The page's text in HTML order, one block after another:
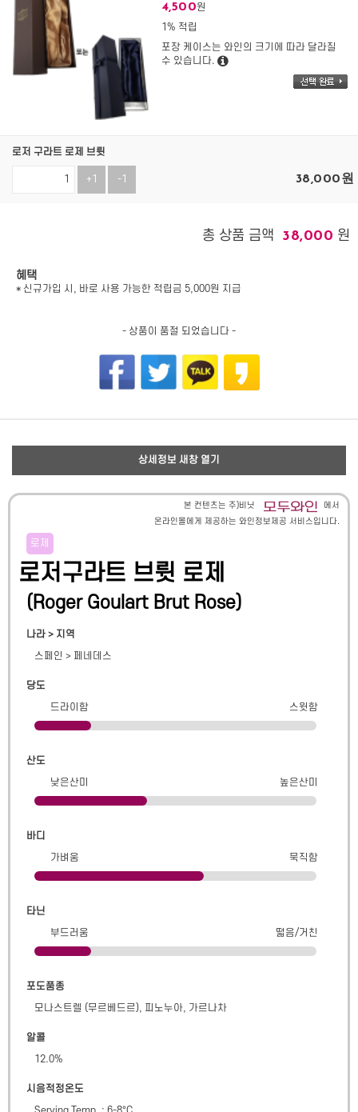
4,500원
1% 적립
포장 케이스는 와인의 크기에 따라 달라질
수 있습니다.
로저 구라트 로제 브륏
+1 -1 38,000원
총 상품 금액 38,000 원
혜택
* 신규가입 시, 바로 사용 가능한 적립금 5,000원 지급
- 상품이 품절 되었습니다 -
상세정보 새창 열기
본 컨텐츠는 주)비닛
에서
온라인몰에게 제공하는 와인정보제공 서비스입니다.
로제
로저구라트 브륏 로제
(Roger Goulart Brut Rose)
나라 > 지역
스페인 > 페네데스
당도
드라이함
스윗함
산도
낮은산미
높은산미
바디
가벼움
묵직함
타닌
부드러움
떫음/거친
포도품종
모나스트렐 (무르베드르), 피노누아, 가르나차
알콜
12.0%
시음적정온도